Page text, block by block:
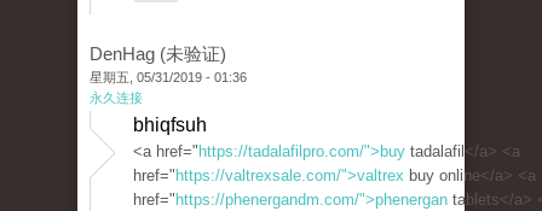
DenHag (未验证)
星期五, 05/31/2019 - 01:36
永久连接
bhiqfsuh
<a href=" https://tadalafilpro.com/">buy tadalafil</a> <a
href=" https://valtrexsale.com/">valtrex buy online</a> <a
href=" https://phenergandm.com/">phenergan tablets</a>